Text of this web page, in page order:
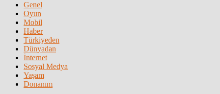
Genel
Oyun
Mobil
Haber
Türkiyeden
Dünyadan
İnternet
Sosyal Medya
Yaşam
Donanım